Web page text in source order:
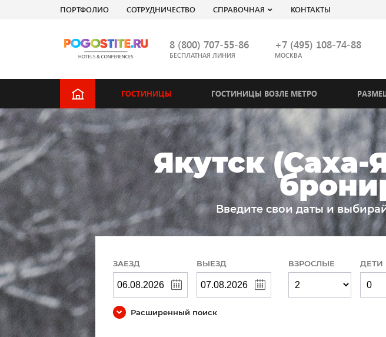
ПОРТФОЛИО СОТРУДНИЧЕСТВО СПРАВОЧНАЯ КОНТАКТЫ
8 (800) 707-55-86
БЕСПЛАТНАЯ ЛИНИЯ
+7 (495) 108-74-88
МОСКВА
ГОСТИНИЦЫ ГОСТИНИЦЫ ВОЗЛЕ МЕТРО
Якутск (Саха-
Введите свои даты и
ЗАЕЗД ВЫЕЗД ВЗРОСЛЫЕ ДЕТИ
Расширенный поиск